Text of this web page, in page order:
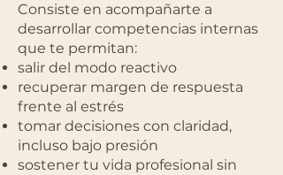
Consiste en acompañarte a
desarrollar competencias internas
que te permitan:
salir del modo reactivo
recuperar margen de respuesta
frente al estrés
tomar decisiones con claridad,
incluso bajo presión
sostener tu vida profesional sin